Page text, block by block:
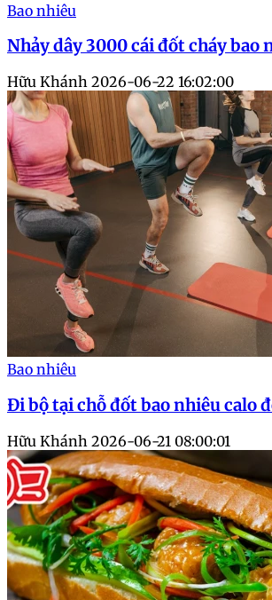
Bao nhiêu
Nhảy dây 3000 cái đốt cháy bao
Hữu Khánh 2026-06-22 16:02:00
Bao nhiêu
Đi bộ tại chỗ đốt bao nhiêu calo
Hữu Khánh 2026-06-21 08:00:01